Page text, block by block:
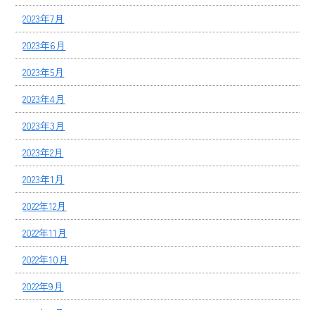
2023年7月
2023年6月
2023年5月
2023年4月
2023年3月
2023年2月
2023年1月
2022年12月
2022年11月
2022年10月
2022年9月